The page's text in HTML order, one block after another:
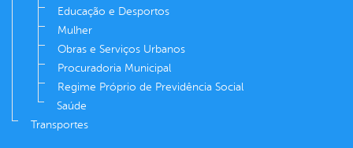
Educação e Desportos
Mulher
Obras e Serviços Urbanos
Procuradoria Municipal
Regime Próprio de Previdência Social
Saúde
Transportes